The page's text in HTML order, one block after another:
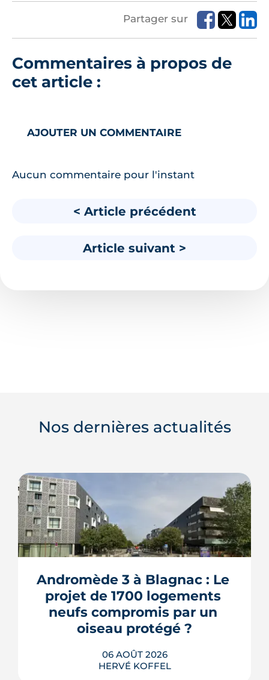
Partager sur
Commentaires à propos de
cet article :
AJOUTER UN COMMENTAIRE
Aucun commentaire pour l'instant
< Article précédent
Article suivant >
Nos dernières actualités
Andromède 3 à Blagnac : Le
projet de 1700 logements
neufs compromis par un
oiseau protégé ?
06 AOÛT 2026
HERVÉ KOFFEL